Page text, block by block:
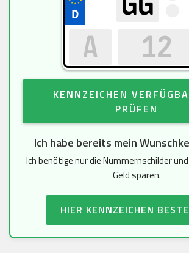
KENNZEICHEN
PRÜFEN
Ich habe bereits mein
Ich benötige nur die Nummernschilder
Geld sparen.
HIER KENNZEICHEN